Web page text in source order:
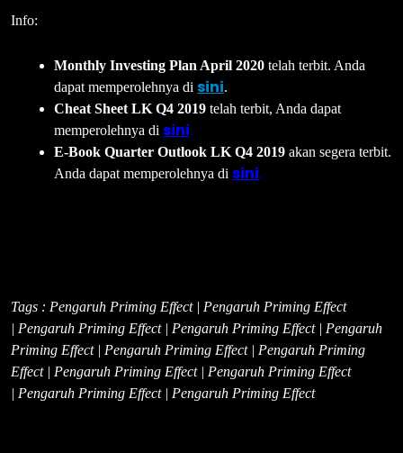
Info:
Monthly Investing Plan April 2020 telah terbit. Anda
dapat memperolehnya di sini.
Cheat Sheet LK Q4 2019 telah terbit, Anda dapat
memperolehnya di sini.
E-Book Quarter Outlook LK Q4 2019 akan segera terbit.
Anda dapat memperolehnya di sini.
Tags : Pengaruh Priming Effect | Pengaruh Priming Effect
| Pengaruh Priming Effect | Pengaruh Priming Effect | Pengaruh
Priming Effect | Pengaruh Priming Effect | Pengaruh Priming
Effect | Pengaruh Priming Effect | Pengaruh Priming Effect
| Pengaruh Priming Effect | Pengaruh Priming Effect